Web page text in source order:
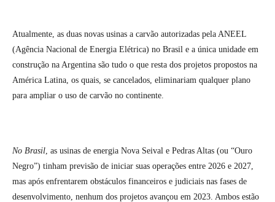
Atualmente, as duas novas usinas a carvão autorizadas pela ANEEL
(Agência Nacional de Energia Elétrica) no Brasil e a única unidade em
construção na Argentina são tudo o que resta dos projetos propostos na
América Latina, os quais, se cancelados, eliminariam qualquer plano
para ampliar o uso de carvão no continente.
No Brasil, as usinas de energia Nova Seival e Pedras Altas (ou “Ouro
Negro”) tinham previsão de iniciar suas operações entre 2026 e 2027,
mas após enfrentarem obstáculos financeiros e judiciais nas fases de
desenvolvimento, nenhum dos projetos avançou em 2023. Ambos estão